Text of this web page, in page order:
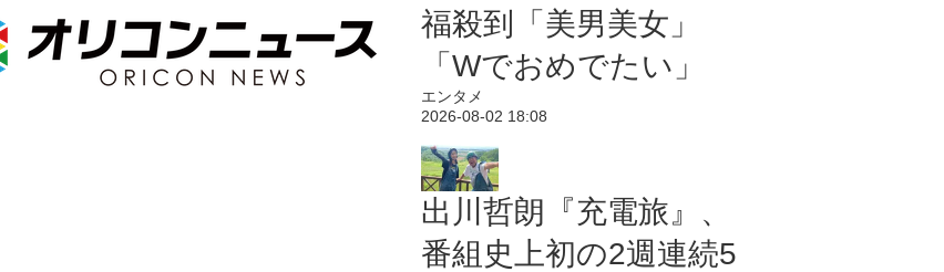
福殺到「美男美女」
「Wでおめでたい」
エンタメ
2026-08-02 18:08
出川哲朗『充電旅』、
番組史上初の2週連続5